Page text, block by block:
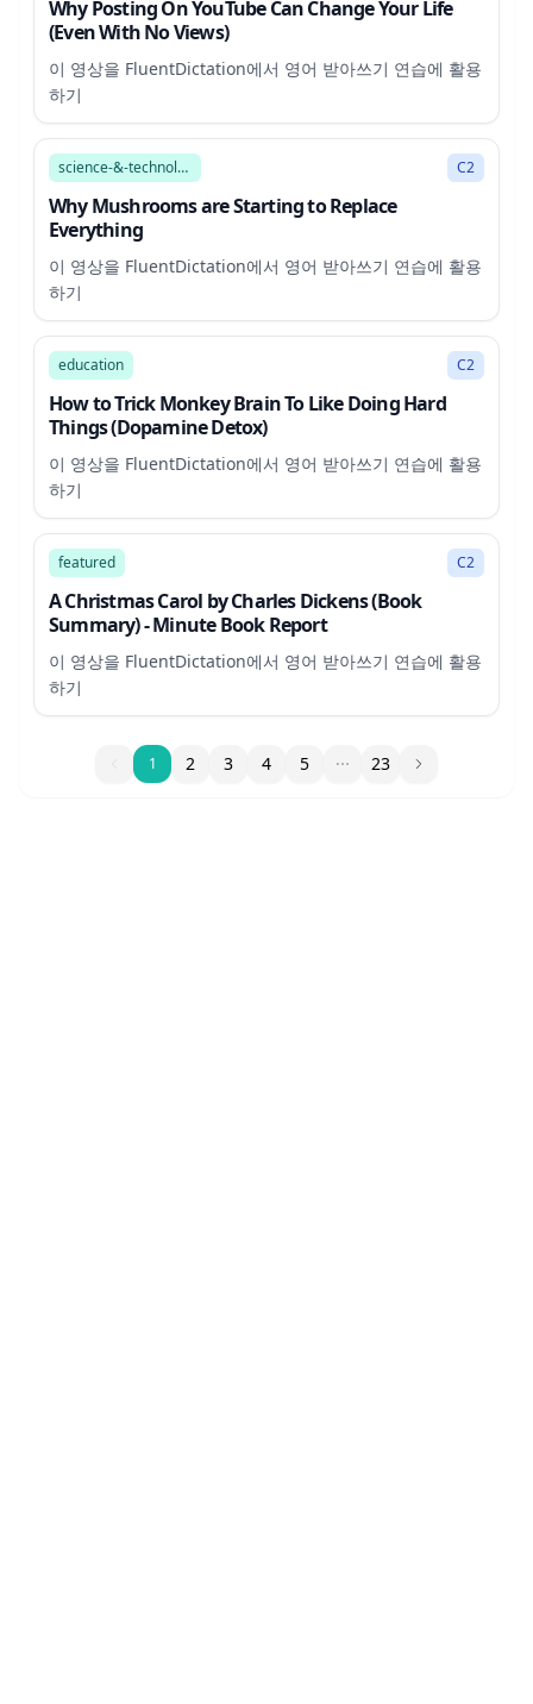
Why Posting On YouTube Can Change Your Life
(Even With No Views)
이 영상을 FluentDictation에서 영어 받아쓰기 연습에 활용
하기
15:21
science-&-technology C2
Why Mushrooms are Starting to Replace
Everything
이 영상을 FluentDictation에서 영어 받아쓰기 연습에 활용
하기
7:43
education C2
How to Trick Monkey Brain To Like Doing Hard
Things (Dopamine Detox)
이 영상을 FluentDictation에서 영어 받아쓰기 연습에 활용
하기
1:46
featured C2
A Christmas Carol by Charles Dickens (Book
Summary) - Minute Book Report
이 영상을 FluentDictation에서 영어 받아쓰기 연습에 활용
하기
11 2 3 4 5 23